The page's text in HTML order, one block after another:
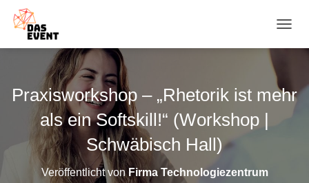
A
G
A
Praxisworkshop – „Rhetorik ist mehr
als ein Softskill!“ (Workshop |
Schwäbisch Hall)
Veröffentlicht vonFirma Technologiezentrum